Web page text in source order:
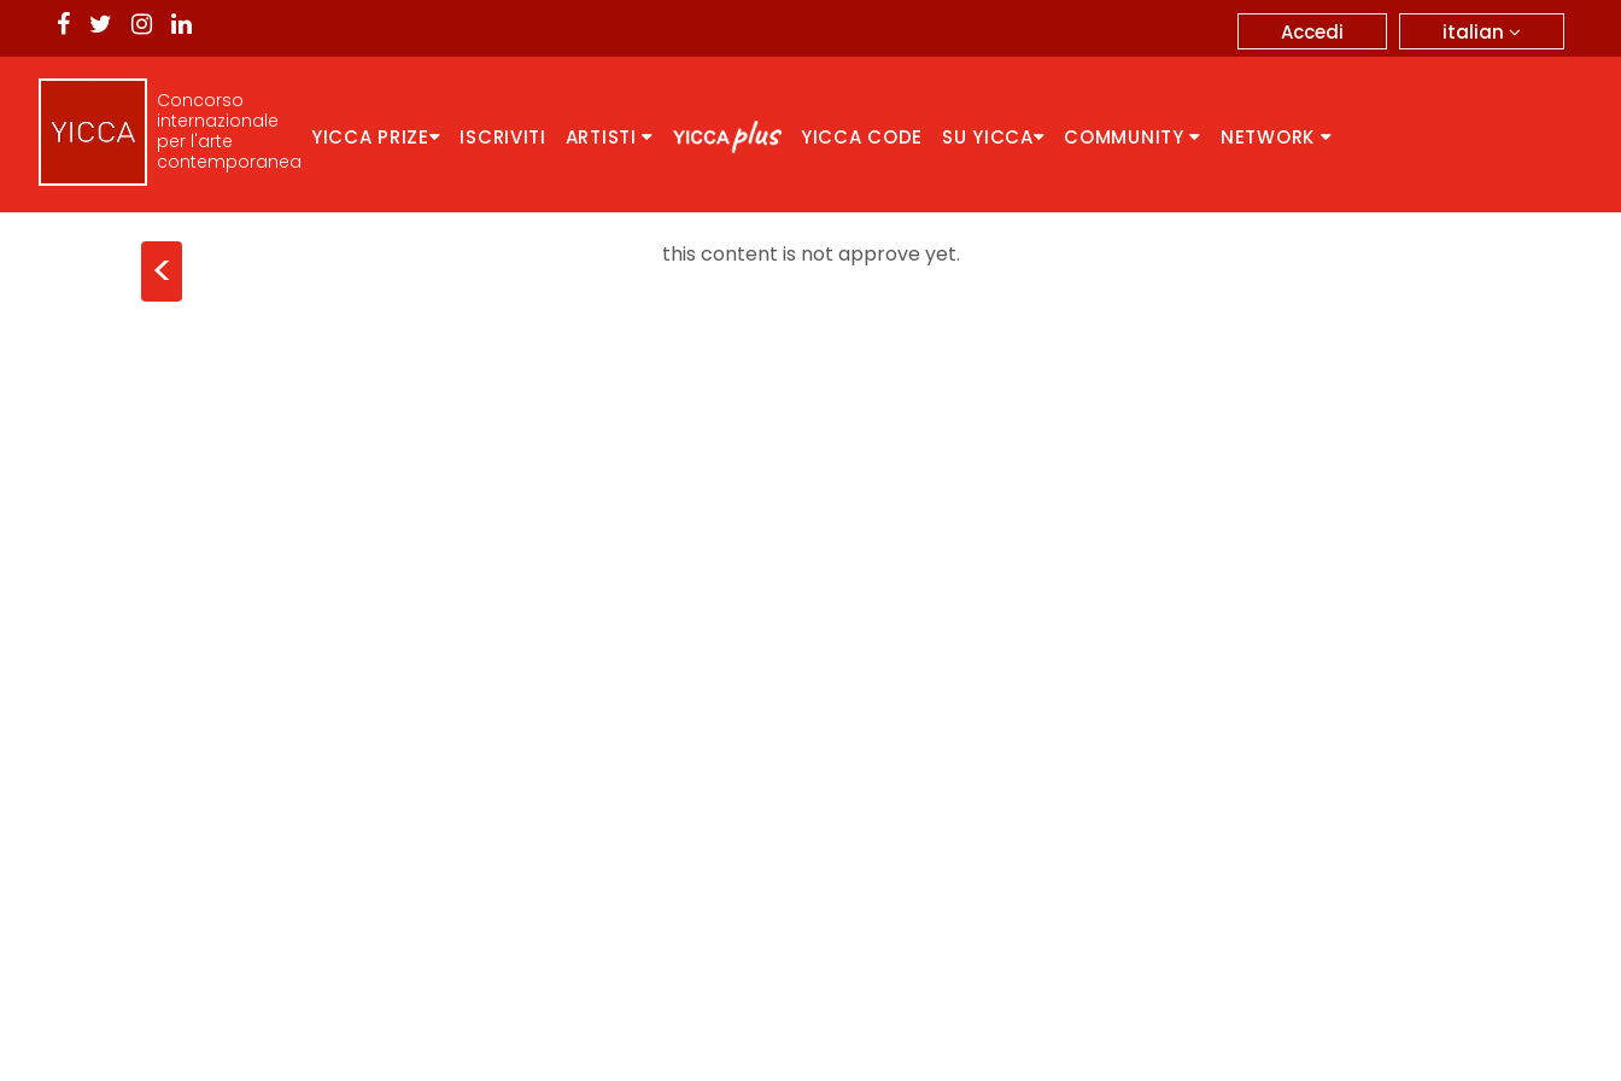
italian
Accedi
Concorso
internazionale
per l'arte
contemporanea
YICCA PRIZE ISCRIVITI ARTISTI YICCA CODE SU YICCA COMMUNITY NETWORK
< this content is not approve yet.